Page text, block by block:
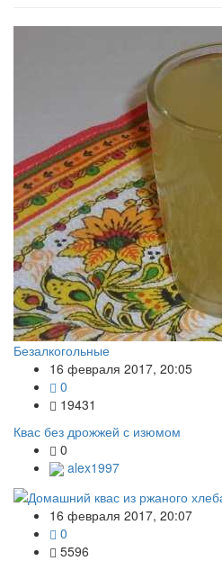
Безалкогольные
16 февраля 2017, 20:05
0
19431
Квас без дрожжей с изюмом
0
alex1997
16 февраля 2017, 20:07
0
5596